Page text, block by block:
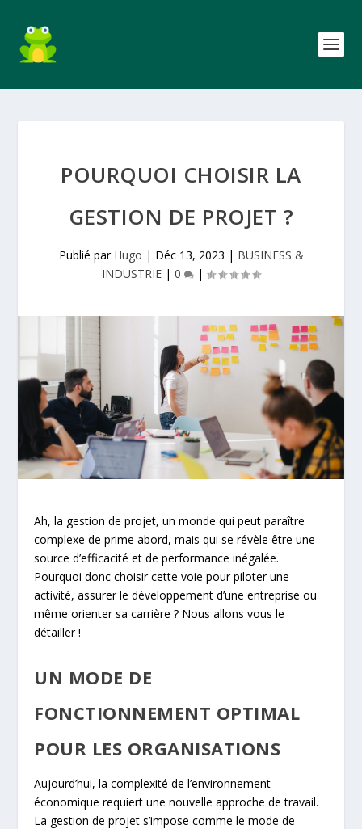
POURQUOI CHOISIR LA
GESTION DE PROJET ?
Publié par Hugo | Déc 13, 2023 | BUSINESS &
INDUSTRIE | 0 |
Ah, la gestion de projet, un monde qui peut paraître
complexe de prime abord, mais qui se révèle être une
source d’efficacité et de performance inégalée.
Pourquoi donc choisir cette voie pour piloter une
activité, assurer le développement d’une entreprise ou
même orienter sa carrière ? Nous allons vous le
détailler !
UN MODE DE
FONCTIONNEMENT OPTIMAL
POUR LES ORGANISATIONS
Aujourd’hui, la complexité de l’environnement
économique requiert une nouvelle approche de travail.
La gestion de projet s’impose comme le mode de